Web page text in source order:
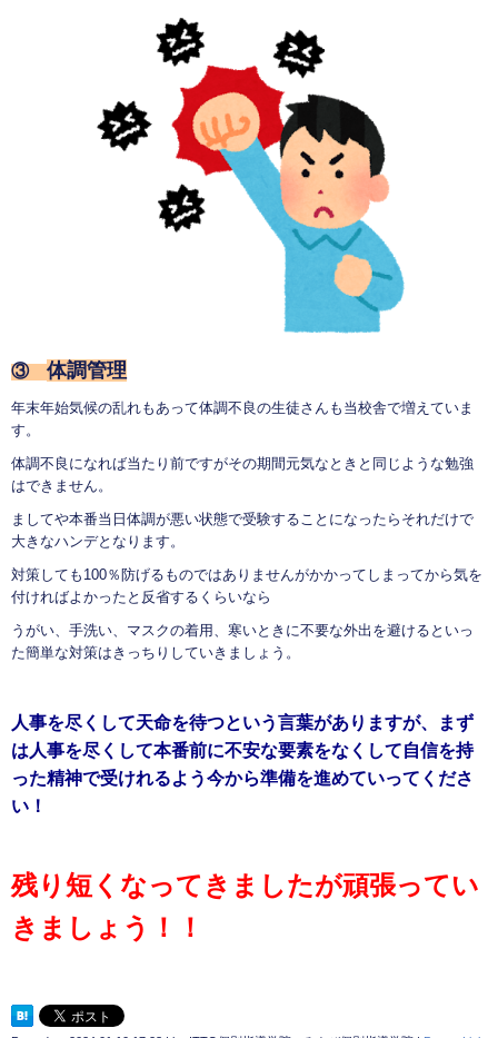
③ 体調管理
年末年始気候の乱れもあって体調不良の生徒さんも当校舎で増えていま
す。
体調不良になれば当たり前ですがその期間元気なときと同じような勉強
はできません。
ましてや本番当日体調が悪い状態で受験することになったらそれだけで
大きなハンデとなります。
対策しても100％防げるものではありませんがかかってしまってから気を
付ければよかったと反省するくらいなら
うがい、手洗い、マスクの着用、寒いときに不要な外出を避けるといっ
た簡単な対策はきっちりしていきましょう。
人事を尽くして天命を待つという言葉がありますが、まず
は人事を尽くして本番前に不安な要素をなくして自信を持
った精神で受けれるよう今から準備を進めていってくださ
い！
残り短くなってきましたが頑張ってい
きましょう！！